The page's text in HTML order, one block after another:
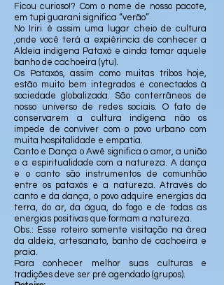
Ficou curioso!? Com o nome de nosso pacote,
em tupi guarani significa “verão”
No Iriri é assim uma lugar cheio de cultura
,onde você terá a expiêrincia de conhecer a
Aldeia indigena Pataxó e ainda tomar aquele
banho de cachoeira (ytu).
Os Pataxós, assim como muitas tribos hoje,
estão muito bem integrados e conectados à
sociedade globalizada. São conterrâneos de
nosso universo de redes sociais. O fato de
conservarem a cultura indígena não os
impede de conviver com o povo urbano com
muita hospitalidade e empatia.
Canto e Dança o Awê significa o amor, a união
e a espiritualidade com a natureza. A dança
e o canto são instrumentos de comunhão
entre os pataxós e a natureza. Através do
canto e da dança, o povo adquire energias da
terra, do ar, da água, do fogo e de todas as
energias positivas que formam a natureza.
Obs.: Esse roteiro somente visitação na área
da aldeia, artesanato, banho de cachoeira e
praia.
Para conhecer melhor suas culturas e
tradições deve ser pré agendado (grupos).